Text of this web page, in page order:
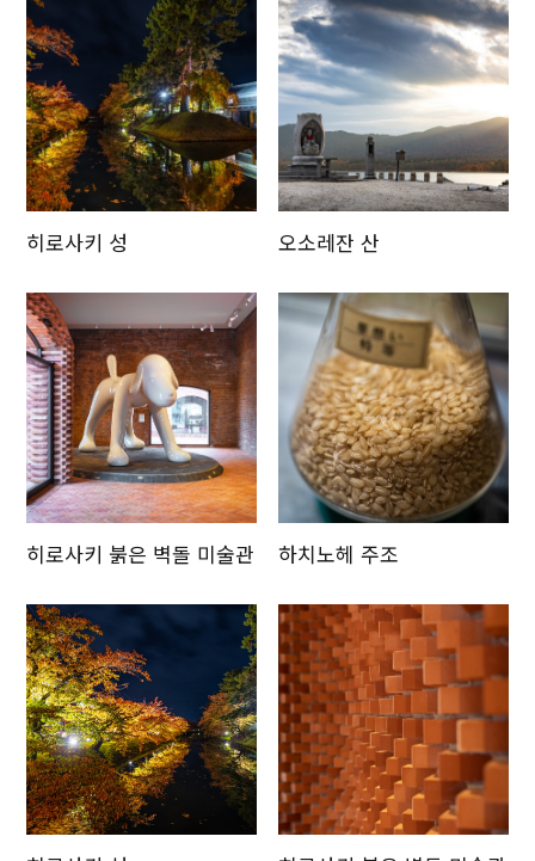
히로사키 성 오소레잔 산
히로사키 붉은 벽돌 미술관 하치노헤 주조